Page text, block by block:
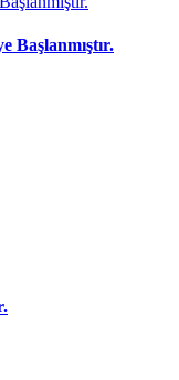
Başlanmıştır.